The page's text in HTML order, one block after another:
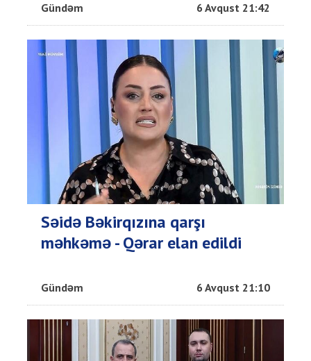
Gündəm 6 Avqust 21:42
Səidə Bəkirqızına qarşı
məhkəmə - Qərar elan edildi
Gündəm 6 Avqust 21:10